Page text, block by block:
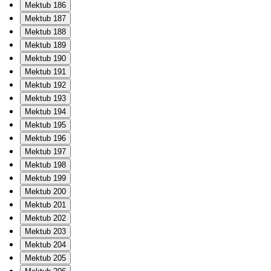
Mektub 186
Mektub 187
Mektub 188
Mektub 189
Mektub 190
Mektub 191
Mektub 192
Mektub 193
Mektub 194
Mektub 195
Mektub 196
Mektub 197
Mektub 198
Mektub 199
Mektub 200
Mektub 201
Mektub 202
Mektub 203
Mektub 204
Mektub 205